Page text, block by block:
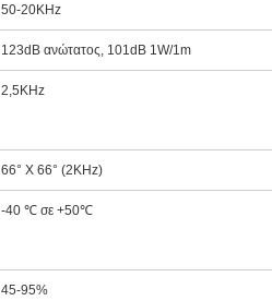
50-20KHz
123dB ανώτατος, 101dB 1W/1m
2,5KHz
66° Χ 66° (2KHz)
-40 ℃ σε +50℃
45-95%